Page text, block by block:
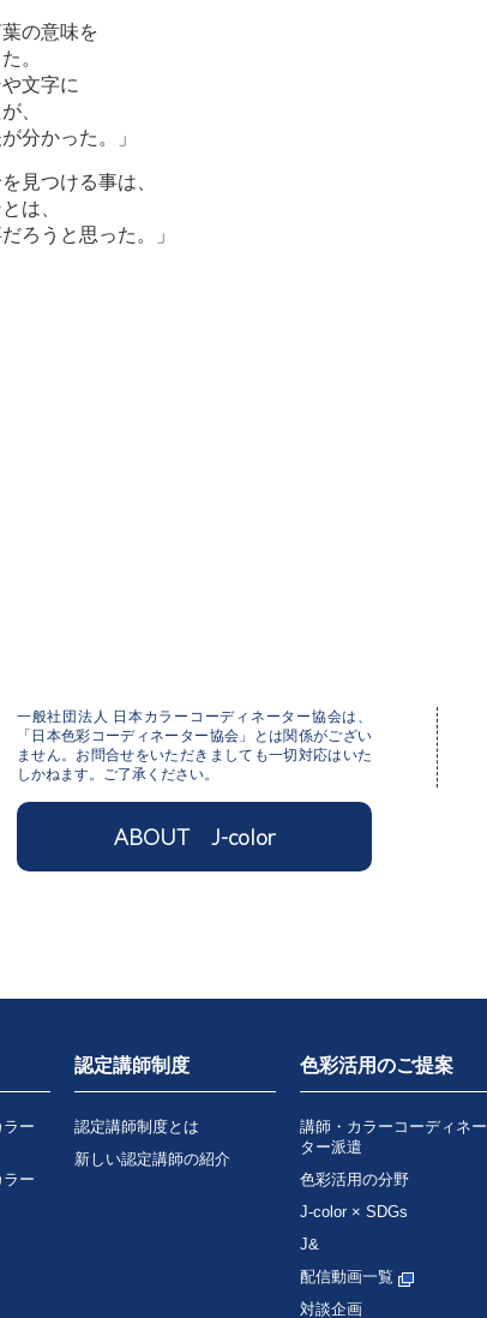
の意味を
。
文字に
、
分かった。」
見つける事は、
は、
ろうと思った。」
一般社団法人 日本カラーコーディネーター協会は、
「日本色彩コーディネーター協会」とは関係がござい
ません。お問合せをいただきましても一切対応はいた
しかねます。ご了承ください。
ABOUT J-color
ー
ー
認定講師制度
認定講師制度とは
新しい認定講師の紹介
色彩活用のご提案
講師・カラーコーディネー
ター派遣
色彩活用の分野
J-color × SDGs
J&
配信動画一覧
対談企画